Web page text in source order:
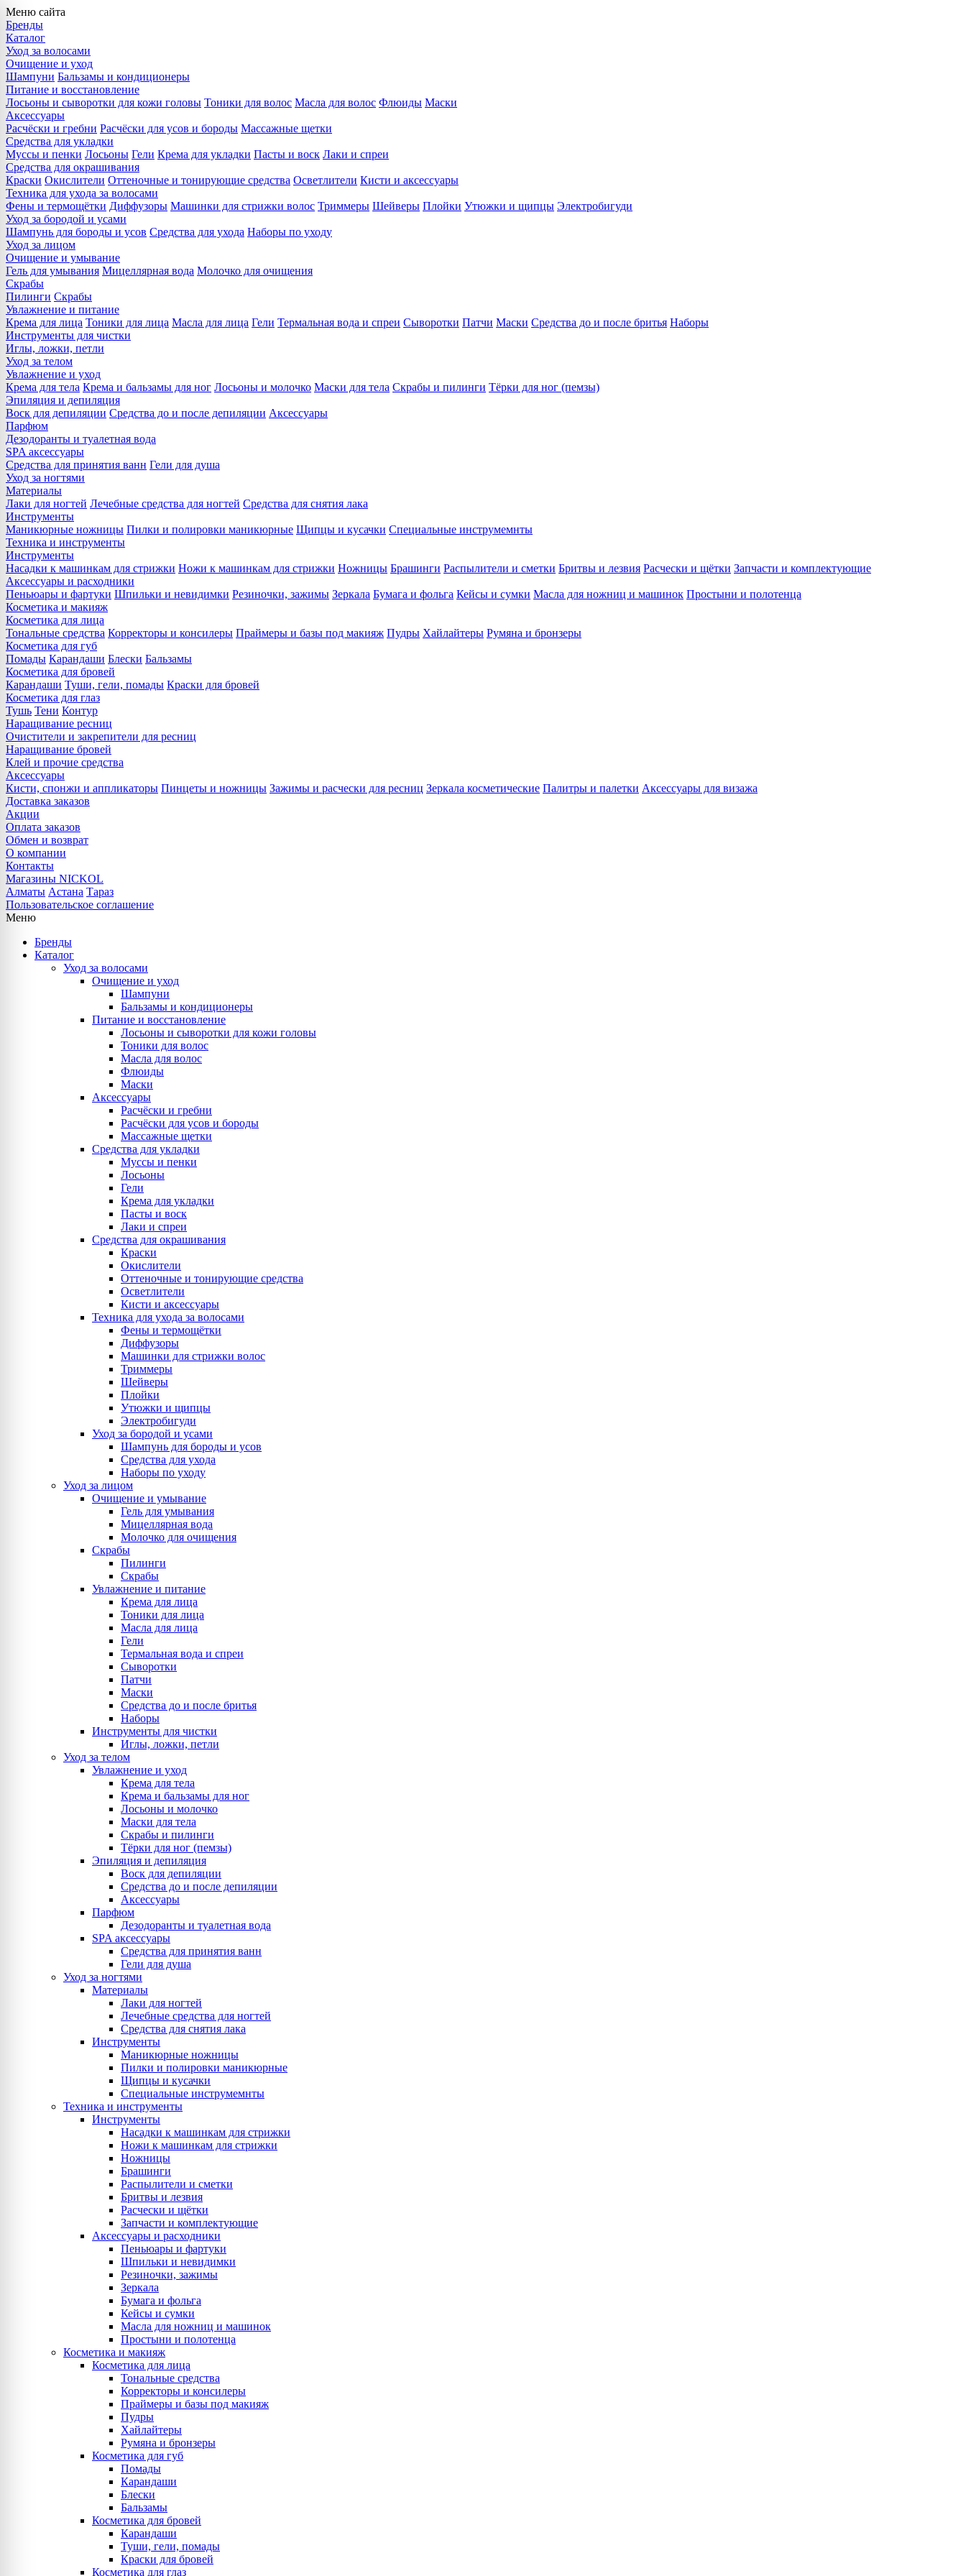
Меню сайта
Бренды
Каталог
Уход за волосами
Очищение и уход
Шампуни Бальзамы и кондиционеры
Питание и восстановление
Лосьоны и сыворотки для кожи головы Тоники для волос Масла для волос Флюиды Маски
Аксессуары
Расчёски и гребни Расчёски для усов и бороды Массажные щетки
Средства для укладки
Муссы и пенки Лосьоны Гели Крема для укладки Пасты и воск Лаки и спреи
Средства для окрашивания
Краски Окислители Оттеночные и тонирующие средства Осветлители Кисти и аксессуары
Техника для ухода за волосами
Фены и термощётки Диффузоры Машинки для стрижки волос Триммеры Шейверы Плойки Утюжки и щипцы Электробигуди
Уход за бородой и усами
Шампунь для бороды и усов Средства для ухода Наборы по уходу
Уход за лицом
Очищение и умывание
Гель для умывания Мицеллярная вода Молочко для очищения
Скрабы
Пилинги Скрабы
Увлажнение и питание
Крема для лица Тоники для лица Масла для лица Гели Термальная вода и спреи Сыворотки Патчи Маски Средства до и после бритья Наборы
Инструменты для чистки
Иглы, ложки, петли
Уход за телом
Увлажнение и уход
Крема для тела Крема и бальзамы для ног Лосьоны и молочко Маски для тела Скрабы и пилинги Тёрки для ног (пемзы)
Эпиляция и депиляция
Воск для депиляции Средства до и после депиляции Аксессуары
Парфюм
Дезодоранты и туалетная вода
SPA аксессуары
Средства для принятия ванн Гели для душа
Уход за ногтями
Материалы
Лаки для ногтей Лечебные средства для ногтей Средства для снятия лака
Инструменты
Маникюрные ножницы Пилки и полировки маникюрные Щипцы и кусачки Специальные инструмемнты
Техника и инструменты
Инструменты
Насадки к машинкам для стрижки Ножи к машинкам для стрижки Ножницы Брашинги Распылители и сметки Бритвы и лезвия Расчески и щётки Запчасти и комплектующие
Аксессуары и расходники
Пеньюары и фартуки Шпильки и невидимки Резиночки, зажимы Зеркала Бумага и фольга Кейсы и сумки Масла для ножниц и машинок Простыни и полотенца
Косметика и макияж
Косметика для лица
Тональные средства Корректоры и консилеры Праймеры и базы под макияж Пудры Хайлайтеры Румяна и бронзеры
Косметика для губ
Помады Карандаши Блески Бальзамы
Косметика для бровей
Карандаши Туши, гели, помады Краски для бровей
Косметика для глаз
Тушь Тени Контур
Наращивание ресниц
Очистители и закрепители для ресниц
Наращивание бровей
Клей и прочие средства
Аксессуары
Кисти, спонжи и аппликаторы Пинцеты и ножницы Зажимы и расчески для ресниц Зеркала косметические Палитры и палетки Аксессуары для визажа
Доставка заказов
Акции
Оплата заказов
Обмен и возврат
О компании
Контакты
Магазины NICKOL
Алматы Астана Тараз
Пользовательское соглашение
Меню
Бренды
Каталог
Уход за волосами
Очищение и уход
Шампуни
Бальзамы и кондиционеры
Питание и восстановление
Лосьоны и сыворотки для кожи головы
Тоники для волос
Масла для волос
Флюиды
Маски
Аксессуары
Расчёски и гребни
Расчёски для усов и бороды
Массажные щетки
Средства для укладки
Муссы и пенки
Лосьоны
Гели
Крема для укладки
Пасты и воск
Лаки и спреи
Средства для окрашивания
Краски
Окислители
Оттеночные и тонирующие средства
Осветлители
Кисти и аксессуары
Техника для ухода за волосами
Фены и термощётки
Диффузоры
Машинки для стрижки волос
Триммеры
Шейверы
Плойки
Утюжки и щипцы
Электробигуди
Уход за бородой и усами
Шампунь для бороды и усов
Средства для ухода
Наборы по уходу
Уход за лицом
Очищение и умывание
Гель для умывания
Мицеллярная вода
Молочко для очищения
Скрабы
Пилинги
Скрабы
Увлажнение и питание
Крема для лица
Тоники для лица
Масла для лица
Гели
Термальная вода и спреи
Сыворотки
Патчи
Маски
Средства до и после бритья
Наборы
Инструменты для чистки
Иглы, ложки, петли
Уход за телом
Увлажнение и уход
Крема для тела
Крема и бальзамы для ног
Лосьоны и молочко
Маски для тела
Скрабы и пилинги
Тёрки для ног (пемзы)
Эпиляция и депиляция
Воск для депиляции
Средства до и после депиляции
Аксессуары
Парфюм
Дезодоранты и туалетная вода
SPA аксессуары
Средства для принятия ванн
Гели для душа
Уход за ногтями
Материалы
Лаки для ногтей
Лечебные средства для ногтей
Средства для снятия лака
Инструменты
Маникюрные ножницы
Пилки и полировки маникюрные
Щипцы и кусачки
Специальные инструмемнты
Техника и инструменты
Инструменты
Насадки к машинкам для стрижки
Ножи к машинкам для стрижки
Ножницы
Брашинги
Распылители и сметки
Бритвы и лезвия
Расчески и щётки
Запчасти и комплектующие
Аксессуары и расходники
Пеньюары и фартуки
Шпильки и невидимки
Резиночки, зажимы
Зеркала
Бумага и фольга
Кейсы и сумки
Масла для ножниц и машинок
Простыни и полотенца
Косметика и макияж
Косметика для лица
Тональные средства
Корректоры и консилеры
Праймеры и базы под макияж
Пудры
Хайлайтеры
Румяна и бронзеры
Косметика для губ
Помады
Карандаши
Блески
Бальзамы
Косметика для бровей
Карандаши
Туши, гели, помады
Краски для бровей
Косметика для глаз